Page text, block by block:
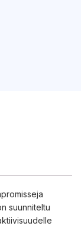
suunniteltu